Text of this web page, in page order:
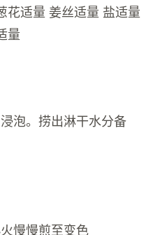
花适量 姜丝适量 盐适量
量
泡。捞出淋干水分备
慢慢煎至变色